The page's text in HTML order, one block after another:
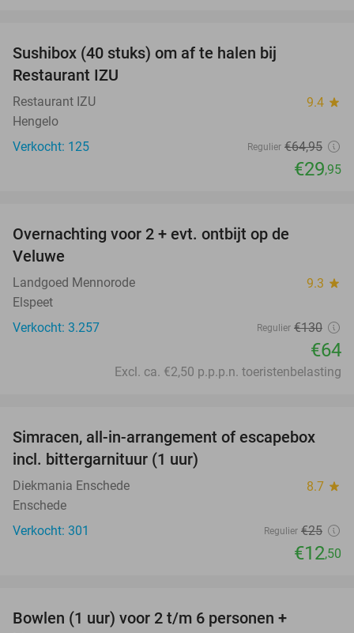
Sushibox (40 stuks) om af te halen bij
Restaurant IZU
Restaurant IZU 9.4 star
Hengelo
Verkocht: 125
Regulier €64,95
€29,95
Overnachting voor 2 + evt. ontbijt op de
Veluwe
Landgoed Mennorode 9.3 star
Elspeet
Verkocht: 3.257
Regulier €130
€64
Excl. ca. €2,50 p.p.p.n. toeristenbelasting
50%
Simracen, all-in-arrangement of escapebox
incl. bittergarnituur (1 uur)
Diekmania Enschede 8.7 star
Enschede
Verkocht: 301
Regulier €25
€12,50
Bowlen (1 uur) voor 2 t/m 6 personen +